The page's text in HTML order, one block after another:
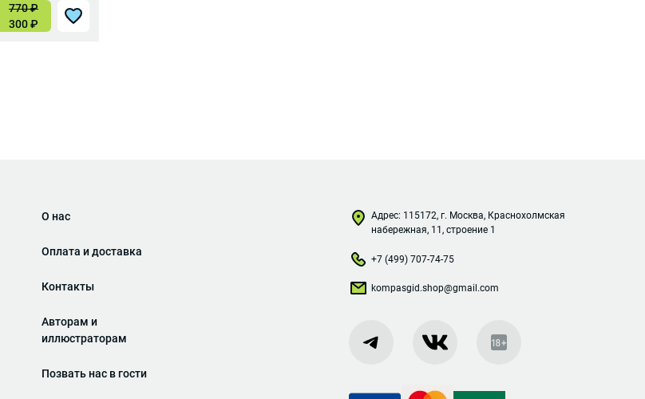
770₽
300₽
О нас
Оплата и доставка
Контакты
Авторам и
иллюстраторам
Позвать нас в гости
Адрес: 115172, г. Москва, Краснохолмская
набережная, 11, строение 1
+7 (499) 707-74-75
kompasgid.shop@gmail.com